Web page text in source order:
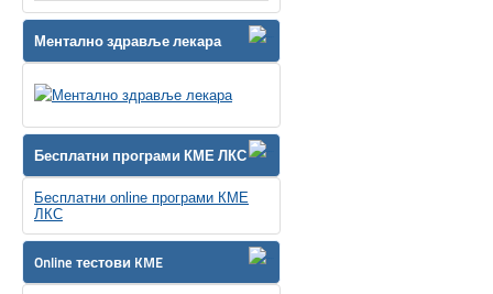
Ментално здравље лекара
Бесплатни програми КМЕ ЛКС
Бесплатни online програми КМЕ
ЛКС
Online тестови KME